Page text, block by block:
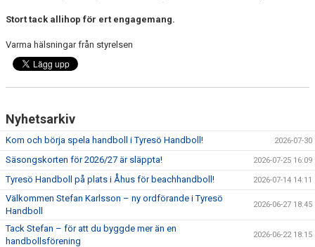
Stort tack allihop för ert engagemang.
Varma hälsningar från styrelsen
Nyhetsarkiv
Kom och börja spela handboll i Tyresö Handboll! 2026-07-30
Säsongskorten för 2026/27 är släppta! 2026-07-25 16:09
Tyresö Handboll på plats i Åhus för beachhandboll! 2026-07-14 14:11
Välkommen Stefan Karlsson – ny ordförande i Tyresö
Handboll
2026-06-27 18:45
Tack Stefan – för att du byggde mer än en
handbollsförening
2026-06-22 18:15